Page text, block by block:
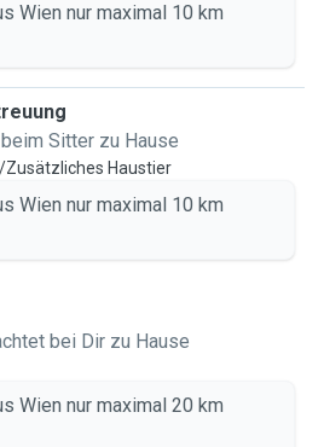
Wien nur maximal 10 km
Sitter zu Hause
/Zusätzliches Haustier
Wien nur maximal 10 km
bei Dir zu Hause
Wien nur maximal 20 km